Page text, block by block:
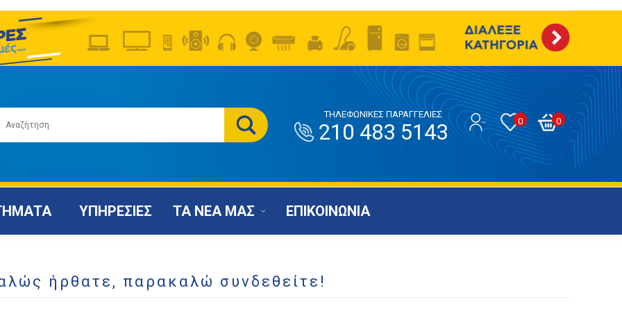
0
0
ΤΗΛΕΦΩΝΙΚΕΣ ΠΑΡΑΓΓΕΛΙΕΣ
210 483 5143
ΥΠΗΡΕΣΙΕΣ ΤΑ ΝΕΑ ΜΑΣ ΕΠΙΚΟΙΝΩΝΙΑ
ήρθατε, παρακαλώ συνδεθείτε!